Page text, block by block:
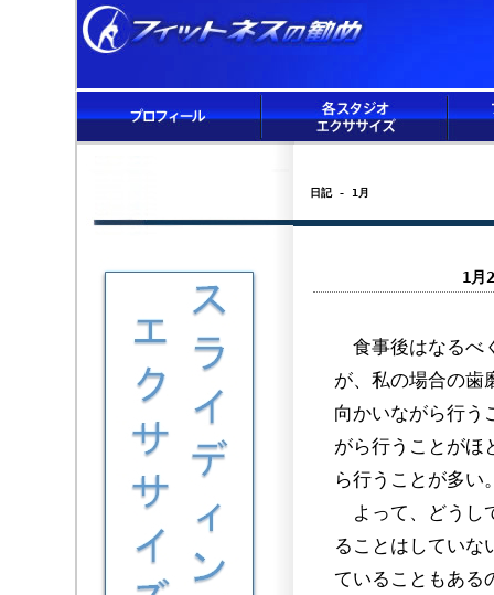
日記 - 1月
1月
食事後はなるべ
が、私の場合の歯
向かいながら行う
がら行うことがほ
ら行うことが多い
よって、どうし
ることはしていな
ていることもある